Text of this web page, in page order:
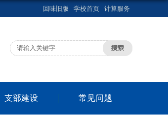
回味旧版 学校首页 计算服务
支部建设 常见问题